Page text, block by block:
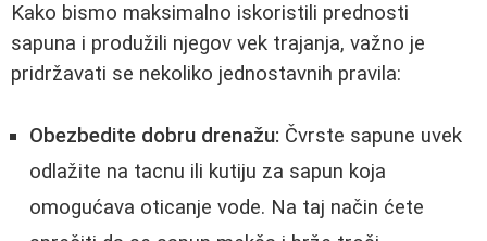
Kako bismo maksimalno iskoristili prednosti
sapuna i produžili njegov vek trajanja, važno je
pridržavati se nekoliko jednostavnih pravila:
Obezbedite dobru drenažu: Čvrste sapune uvek
odlažite na tacnu ili kutiju za sapun koja
omogućava oticanje vode. Na taj način ćete